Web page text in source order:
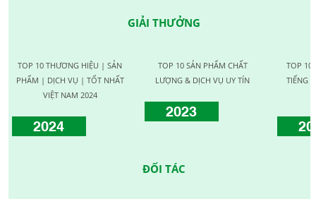
GIẢI THƯỞNG
TOP 10 THƯƠNG HIỆU | SẢN
PHẨM | DỊCH VỤ | TỐT NHẤT
VIỆT NAM 2024
2024
TOP 10 SẢN PHẨM CHẤT
LƯỢNG & DỊCH VỤ UY TÍN
2023
TOP 10
TIẾNG
ĐỐI TÁC